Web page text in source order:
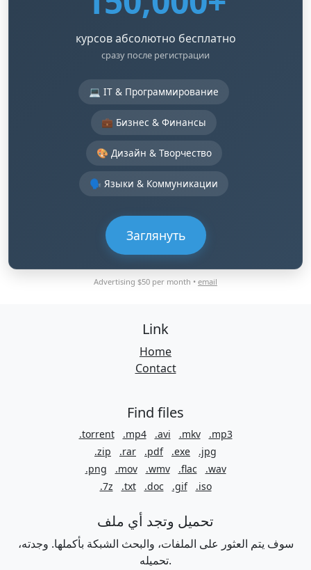
курсов абсолютно бесплатно
сразу после регистрации
💻 IT & Программирование
💼 Бизнес & Финансы
🎨 Дизайн & Творчество
🗣️ Языки & Коммуникации
Заглянуть
Advertising $50 per month • email
Link
Home
Contact
Find files
.torrent .mp4 .avi .mkv
.mp3
.zip
.rar .pdf .exe
.jpg
.png
.mov .wmv .flac
.wav
.7z
.txt .doc .gif .iso
تحميل وتجد أي ملف
سوف يتم العثور على الملفات، والبحث الشبكة بأكملها. وجدته،
تحميله.